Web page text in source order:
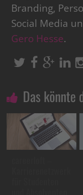
Branding,
Social Media
Gero Hesse.
Das könnte